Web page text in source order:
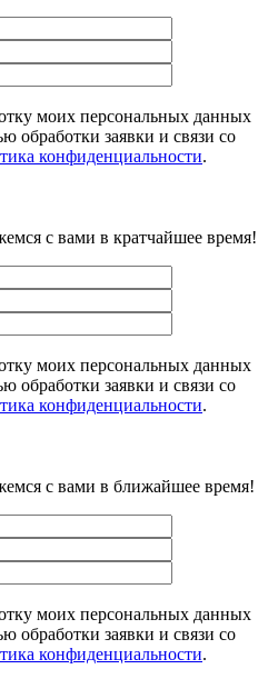
моих персональных данных
обработки заявки и связи со
конфиденциальности.
с вами в кратчайшее время!
моих персональных данных
обработки заявки и связи со
конфиденциальности.
с вами в ближайшее время!
моих персональных данных
обработки заявки и связи со
конфиденциальности.